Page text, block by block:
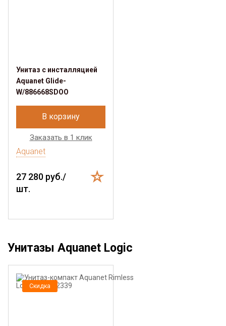
Унитаз с инсталляцией
Aquanet Glide-
W/886668SDOO
В корзину
Заказать в 1 клик
Aquanet
27 280 руб./
шт.
Унитазы Aquanet Logic
Скидка